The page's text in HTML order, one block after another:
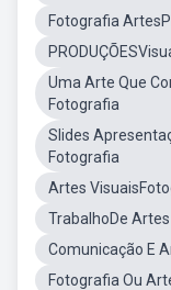
Fotografia
Uma Arte Que
Fotografia
Slides
Fotografia
Artes
TrabalhoDe
Comunicação E
Fotografia Ou